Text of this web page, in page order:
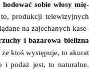
sobie wło­sy mię­
pro­duk­cji tele­wi­zyj­nych
na zaje­cha­nych kase­
i baza­ro­wa bie­li­zna
że ktoś wystę­pu­je, to aku­rat
i podaż jest, to natu­ral­ne.